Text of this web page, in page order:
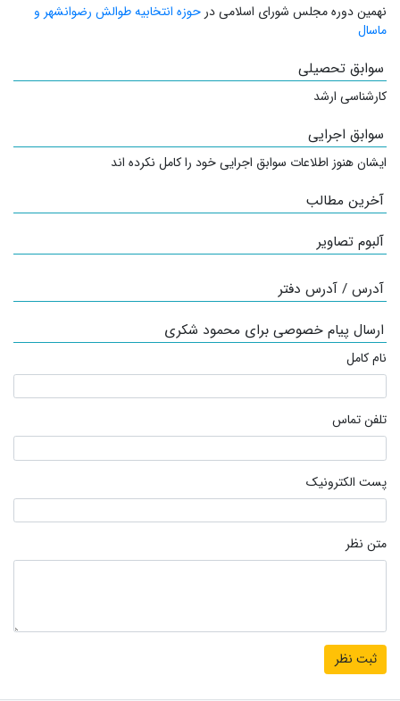
نهمین دوره مجلس شورای اسلامی در حوزه انتخابیه طوالش رضوانشهر و
ماسال
سوابق تحصیلی
کارشناسی ارشد
سوابق اجرایی
ایشان هنوز اطلاعات سوابق اجرایی خود را کامل نکرده اند
آخرین مطالب
آلبوم تصاویر
آدرس / آدرس دفتر
ارسال پیام خصوصی برای محمود شکری
نام کامل
تلفن تماس
پست الکترونیک
متن نظر